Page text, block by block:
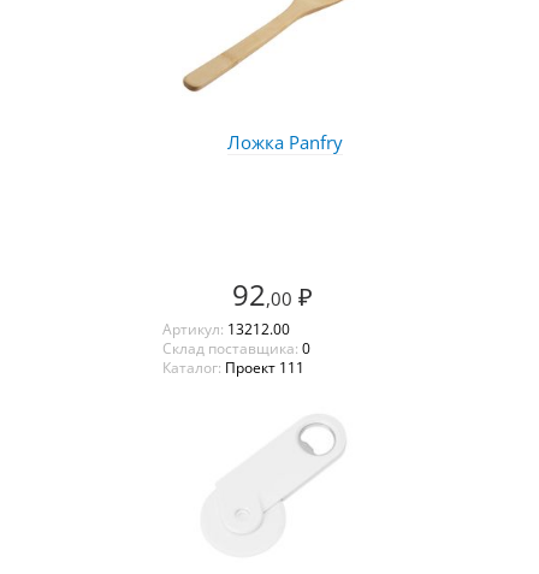
Ложка Panfry
92,00 ₽
Артикул: 13212.00
Склад поставщика: 0
Каталог: Проект 111